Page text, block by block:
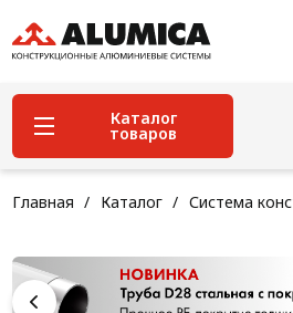
О компании
Услуги
Сервис и поддержка
Проекты
Контакты
Каталог
товаров
Система конструкционного
профиля
Конструкционная трубная
Модульная трубная система
Главная Каталог Система